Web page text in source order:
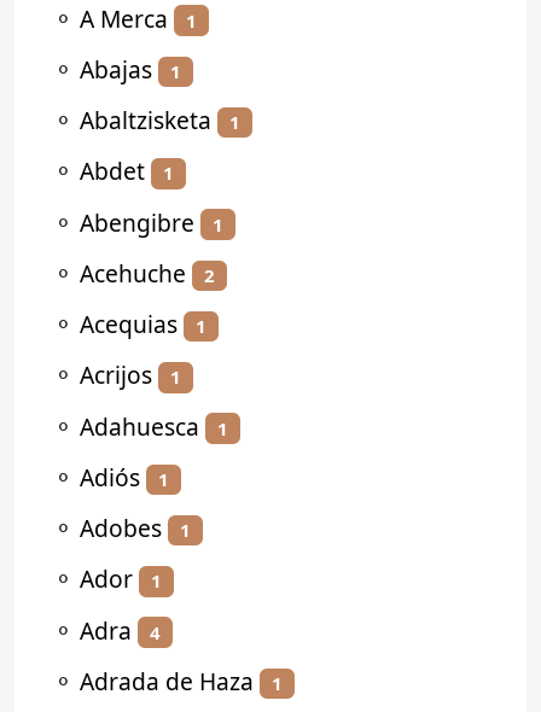
⚬ A Merca 1
⚬ Abajas 1
⚬ Abaltzisketa 1
⚬ Abdet 1
⚬ Abengibre 1
⚬ Acehuche 2
⚬ Acequias 1
⚬ Acrijos 1
⚬ Adahuesca 1
⚬ Adiós 1
⚬ Adobes 1
⚬ Ador 1
⚬ Adra 4
⚬ Adrada de Haza 1